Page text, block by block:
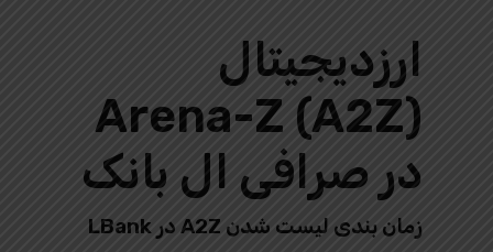
ارزدیجیتال
Arena-Z (A2Z)
در صرافی ال بانک
زمان‌ بندی لیست شدن A2Z در LBank